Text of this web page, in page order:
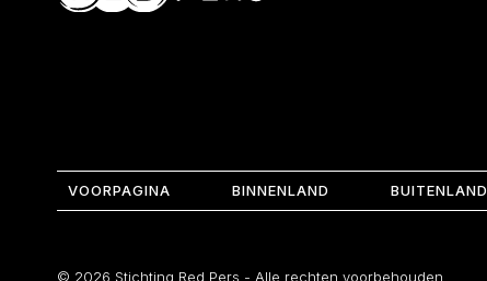
VOORPAGINA BINNENLAND BUITENLAND
© 2026 Stichting Red Pers - Alle rechten voorbehouden